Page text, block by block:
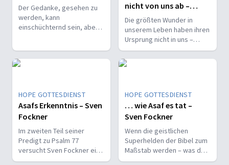
Der Gedanke, gesehen zu
werden, kann
einschüchternd sein, aber
Spitznamen erfunden.
nicht von uns ab –
Edwin Rosado
Die größten Wunder in
unserem Leben haben ihren
Ursprung nicht in uns –
sondern in Gott selbst.
HOPE GOTTESDIENST
Asafs Erkenntnis – Sven
Fockner
Im zweiten Teil seiner
Predigt zu Psalm 77
versucht Sven Fockner eine
radikale Aussage Asafs zu
HOPE GOTTESDIENST
… wie Asaf es tat –
Sven Fockner
Wenn die geistlichen
Superhelden der Bibel zum
Maßstab werden – was darf
ein normaler Gläubiger